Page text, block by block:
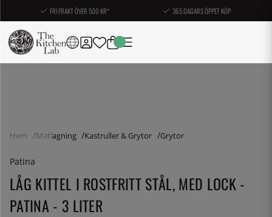
FRI FRAKT ÖVER 500 KR* 365 DAGARS ÖPPET KÖP
Hem Matlagning Kastruller & Grytor Grytor
Patina
LÅG KITTEL I ROSTFRITT STÅL, MED LOCK -
PATINA - 3 LITER